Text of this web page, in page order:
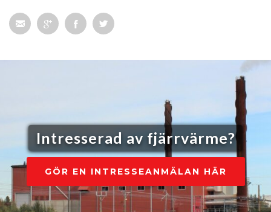
Intresserad av fjärrvärme?
GÖR EN INTRESSEANMÄLAN HÄR